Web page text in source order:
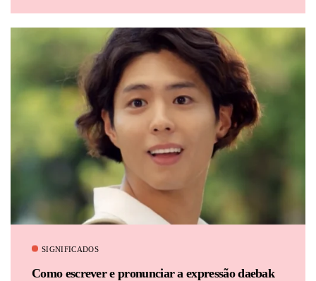
SIGNIFICADOS
Como escrever e pronunciar a expressão daebak